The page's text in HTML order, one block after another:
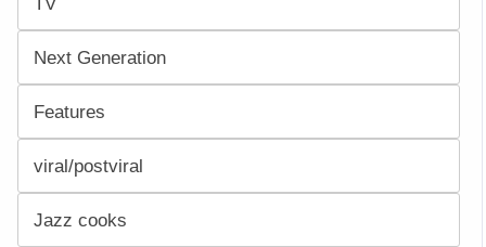
Next Generation
Features
viral/postviral
Jazz cooks